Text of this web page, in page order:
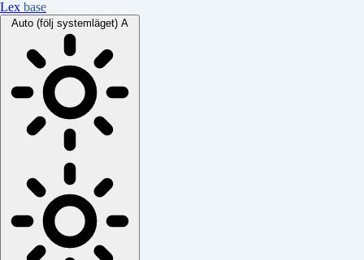
Lex base
Auto (följ systemläget) A